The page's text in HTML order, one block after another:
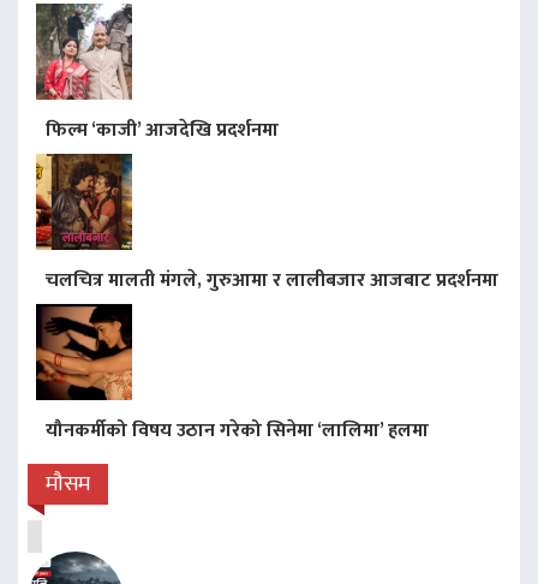
फिल्म ‘काजी’ आजदेखि प्रदर्शनमा
चलचित्र मालती मंगले, गुरुआमा र लालीबजार आजबाट प्रदर्शनमा
यौनकर्मीको विषय उठान गरेको सिनेमा ‘लालिमा’ हलमा
मौसम